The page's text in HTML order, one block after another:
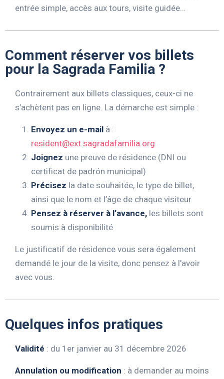
entrée simple, accès aux tours, visite guidée…
Comment réserver vos billets
pour la Sagrada Familia ?
Contrairement aux billets classiques, ceux-ci ne
s’achètent pas en ligne. La démarche est simple :
Envoyez un e-mail à :
resident@ext.sagradafamilia.org
Joignez une preuve de résidence (DNI ou
certificat de padrón municipal)
Précisez la date souhaitée, le type de billet,
ainsi que le nom et l’âge de chaque visiteur
Pensez à réserver à l’avance, les billets sont
soumis à disponibilité
Le justificatif de résidence vous sera également
demandé le jour de la visite, donc pensez à l’avoir
avec vous.
Quelques infos pratiques
Validité : du 1er janvier au 31 décembre 2026
Annulation ou modification : à demander au moins